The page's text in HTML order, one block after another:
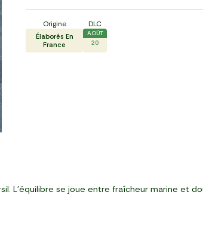
Origine
Élaborés En
France
DLC
AOÛT
20
L’équilibre se joue entre fraîcheur marine et